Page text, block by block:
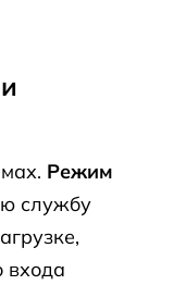
Режим
службу
входа